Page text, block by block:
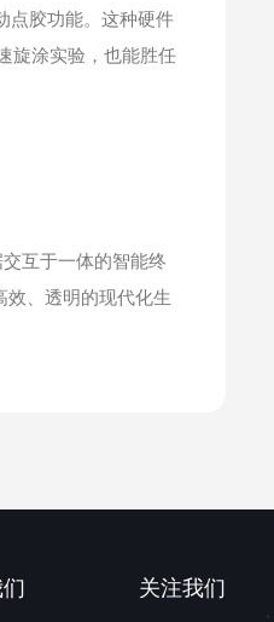
点胶功能。这种硬件
旋涂实验，也能胜任
互于一体的智能终
效、透明的现代化生
关注我们